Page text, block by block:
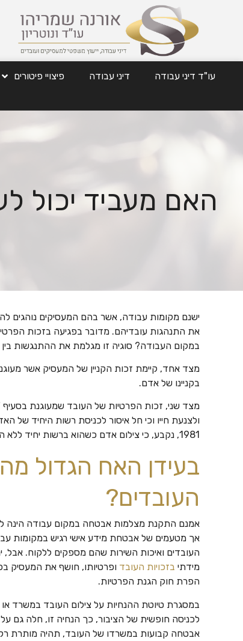
עו"ד דיני עבודה דיני עבודה פיצויי פיטורים
האם מעביד יכול
ישנם מקומות עבודה, אשר בהם המעסיקים נוהגים
את התנהגות עובדיהם. מדובר בפגיעה בזכות
במקום העבודה? סוגיה זו מגלמת את ההתנגשות בין
בקניינו של אדם.
1981, נקבע, כי צילום אדם כשהוא ברשות יחיד ללא הסכמתו מהווה פגיעה בפרטיותו.
בעידן האח הגדול
העובדים?
אמנם התקנת מצלמות אבטחה במקום עבודה הינה
אך מטעמים של אבטחת מידע אישי רגיש במקומות
העובדים ואיכות השירות שהם מספקים ללקוח. אבל,
מידתי בזכויות העובד ופרטיותו, חושף את המעסיק
הפרת חוק הגנת הפרטיות.
במסגרת טיוטת ההנחיות על צילום העובד במשרד
לכניסה חופשית של הציבור, כך הנחיה זו, חלה
אבטחה קבועות במשרדו של העובד, תהיה מותרת